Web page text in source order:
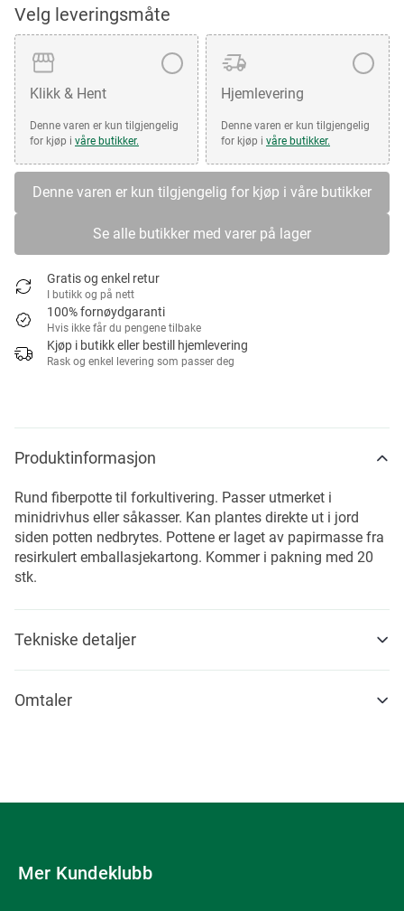
Velg leveringsmåte
Klikk & Hent
Denne varen er kun tilgjengelig
for kjøp i våre butikker.
Hjemlevering
Denne varen er kun tilgjengelig
for kjøp i våre butikker.
Denne varen er kun tilgjengelig for kjøp i våre butikker
Se alle butikker med varer på lager
Gratis og enkel retur
I butikk og på nett
100% fornøydgaranti
Hvis ikke får du pengene tilbake
Kjøp i butikk eller bestill hjemlevering
Rask og enkel levering som passer deg
Produktinformasjon
Rund fiberpotte til forkultivering. Passer utmerket i
minidrivhus eller såkasser. Kan plantes direkte ut i jord
siden potten nedbrytes. Pottene er laget av papirmasse fra
resirkulert emballasjekartong. Kommer i pakning med 20
stk.
Tekniske detaljer
Omtaler
Mer Kundeklubb